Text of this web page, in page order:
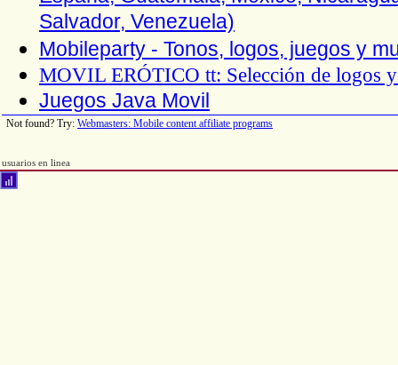
Salvador, Venezuela)
Mobileparty - Tonos, logos, juegos y
MOVIL ERÓTICO tt: Selección de logos
Juegos Java Movil
Not found? Try: Webmasters: Mobile content affiliate programs
usuarios en linea